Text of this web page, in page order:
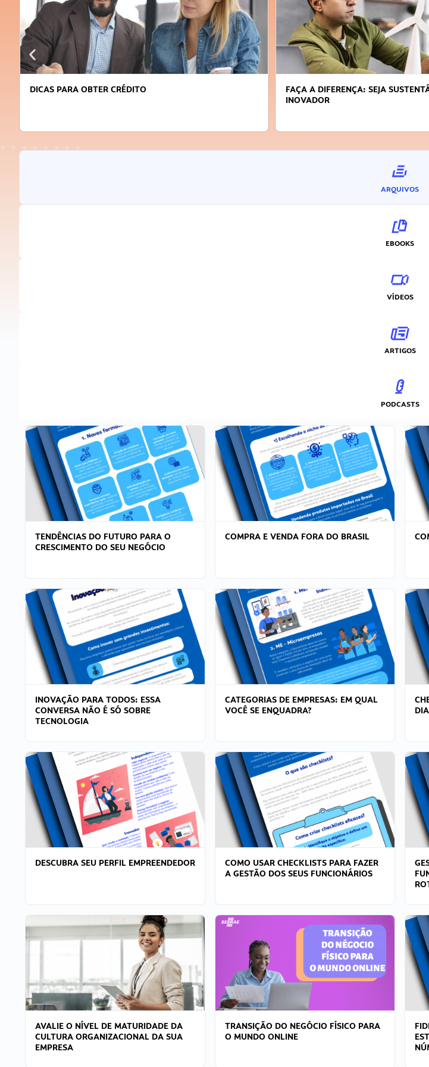
DICAS PARA OBTER CRÉDITO
FAÇA A DIFERENÇA: SEJA
INOVADOR
ARQUIVOS
EBOOKS
VÍDEOS
ARTIGOS
PODCASTS
TENDÊNCIAS DO FUTURO PARA O
CRESCIMENTO DO SEU NEGÓCIO
COMPRA E VENDA FORA DO BRASIL
INOVAÇÃO PARA TODOS: ESSA
CONVERSA NÃO É SÓ SOBRE
TECNOLOGIA
CATEGORIAS DE EMPRESAS: EM QUAL
VOCÊ SE ENQUADRA?
DESCUBRA SEU PERFIL EMPREENDEDOR
COMO USAR CHECKLISTS PARA FAZER
A GESTÃO DOS SEUS FUNCIONÁRIOS
AVALIE O NÍVEL DE MATURIDADE DA
CULTURA ORGANIZACIONAL DA SUA
EMPRESA
TRANSIÇÃO DO NEGÓCIO FÍSICO PARA
O MUNDO ONLINE